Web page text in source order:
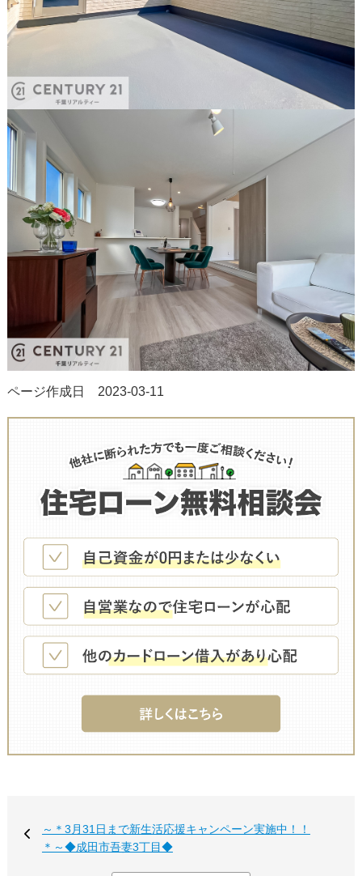
ページ作成日 2023-03-11
～＊3月31日まで新生活応援キャンペーン実施中！！
＊～◆成田市吾妻3丁目◆